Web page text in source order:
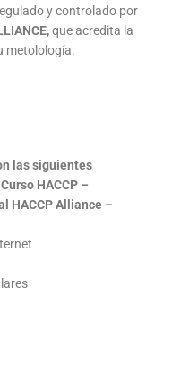
y controlado por
que acredita la
metolología.
las siguientes
HACCP –
HACCP Alliance –